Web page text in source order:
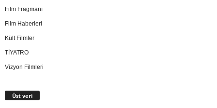
Film Fragmanı
Film Haberleri
Kült Filmler
TİYATRO
Vizyon Filmleri
Üst veri